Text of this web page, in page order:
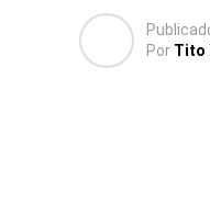
Por Tito